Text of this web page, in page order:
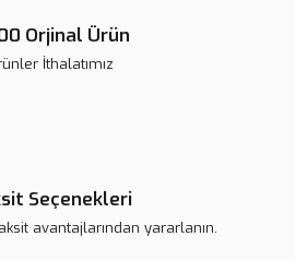
Orjinal Ürün
İthalatımız
Seçenekleri
avantajlarından yararlanın.